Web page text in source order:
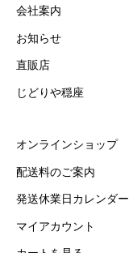
会社案内
お知らせ
直販店
じどりや穏座
オンラインショップ
配送料のご案内
発送休業日カレンダー
マイアカウント